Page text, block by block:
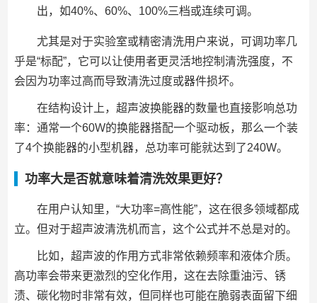
出，如40%、60%、100%三档或连续可调。
尤其是对于实验室或精密清洗用户来说，可调功率几
乎是“标配”，它可以让使用者更灵活地控制清洗强度，不
会因为功率过高而导致清洗过度或器件损坏。
在结构设计上，超声波换能器的数量也直接影响总功
率：通常一个60W的换能器搭配一个驱动板，那么一个装
了4个换能器的小型机器，总功率可能就达到了240W。
功率大是否就意味着清洗效果更好？
在用户认知里，“大功率=高性能”，这在很多领域都成
立。但对于超声波清洗机而言，这个公式并不总是对的。
比如，超声波的作用方式非常依赖频率和液体介质。
高功率会带来更激烈的空化作用，这在去除重油污、锈
渍、碳化物时非常有效，但同样也可能在脆弱表面留下细